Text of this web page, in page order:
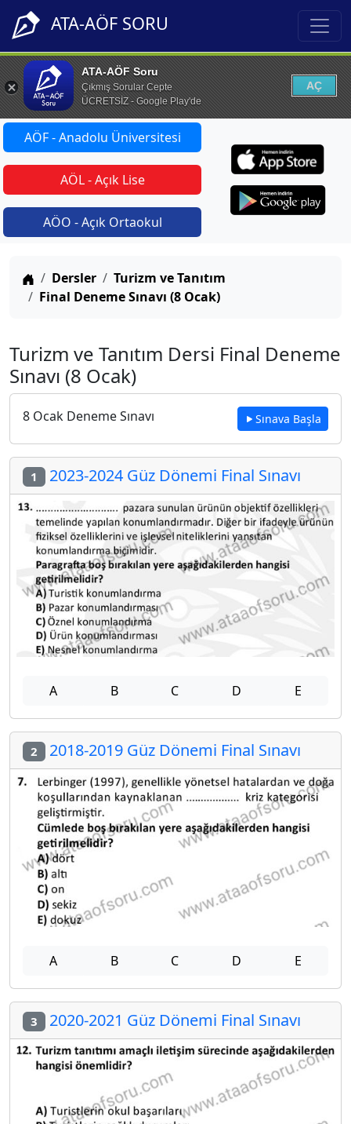
ATA-AÖF SORU
ATA-AÖF Soru
Çıkmış Sorular Cepte
ÜCRETSİZ - Google Play'de
AÇ
AÖF - Anadolu Üniversitesi
AÖL - Açık Lise
AÖO - Açık Ortaokul
Anasayfa
Dersler
Turizm ve Tanıtım
Final Deneme Sınavı (8 Ocak)
Turizm ve Tanıtım Dersi Final Deneme
Sınavı (8 Ocak)
8 Ocak Deneme Sınavı Sınava Başla
1 2023-2024 Güz Dönemi Final Sınavı
A B C D E
2 2018-2019 Güz Dönemi Final Sınavı
A B C D E
3 2020-2021 Güz Dönemi Final Sınavı